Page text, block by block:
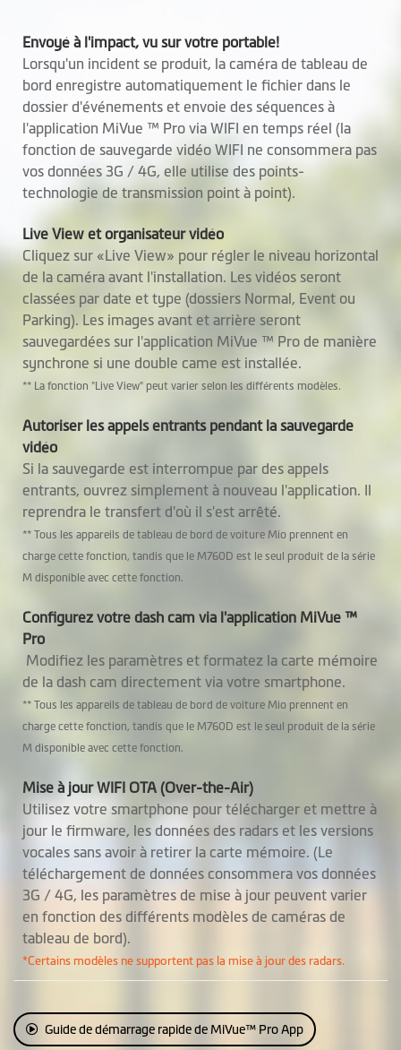
Température de
fonctionnement
–10° à +60° C
Hauteur (mm)
Caméra avant : 102,5
Caméra arrière : 62
Largeur (mm)
Caméra avant : 61,75
Profondeur (mm)
Caméra avant : 40,25
Caméra arrière : 30,6
Poids (g)
Caméra avant : 130 g
Caméra arrière : 28,6 g
Micro
Haut-parleur
Caméra arrière MiVue™ E40
Kit matériel Mio
SmartBox
Optionnel
SuperCap intégré
Logiciel
Sauvegarde vidéo
Commandes
vocales
Suivi GPS
Rappel régulateur
de vitesse
Mode d'affichage
tête haute
Mode Parking
Mode Parking 2 en 1 (*Nécessite
• Mode parking passif : détection
d’impact uniquement
Envoyé à l'impact, vu sur votre portable!
Lorsqu'un incident se produit, la caméra de tableau de
bord enregistre automatiquement le fichier dans le
dossier d'événements et envoie des séquences à
l'application MiVue ™ Pro via WIFI en temps réel (la
fonction de sauvegarde vidéo WIFI ne consommera pas
vos données 3G / 4G, elle utilise des points-
technologie de transmission point à point).
Live View et organisateur vidéo
Cliquez sur «Live View» pour régler le niveau horizontal
de la caméra avant l'installation. Les vidéos seront
classées par date et type (dossiers Normal, Event ou
Parking). Les images avant et arrière seront
sauvegardées sur l'application MiVue ™ Pro de manière
synchrone si une double came est installée.
** La fonction "Live View" peut varier selon les différents modèles.
Autoriser les appels entrants pendant la sauvegarde
vidéo
Si la sauvegarde est interrompue par des appels
entrants, ouvrez simplement à nouveau l'application. Il
reprendra le transfert d'où il s'est arrêté.
** Tous les appareils de tableau de bord de voiture Mio prennent en
charge cette fonction, tandis que le M760D est le seul produit de la série
M disponible avec cette fonction.
Configurez votre dash cam via l'application MiVue ™
Pro
Modifiez les paramètres et formatez la carte mémoire
de la dash cam directement via votre smartphone.
** Tous les appareils de tableau de bord de voiture Mio prennent en
charge cette fonction, tandis que le M760D est le seul produit de la série
M disponible avec cette fonction.
Mise à jour WIFI OTA (Over-the-Air)
Utilisez votre smartphone pour télécharger et mettre à
jour le firmware, les données des radars et les versions
vocales sans avoir à retirer la carte mémoire. (Le
téléchargement de données consommera vos données
3G / 4G, les paramètres de mise à jour peuvent varier
en fonction des différents modèles de caméras de
tableau de bord).
*Certains modèles ne supportent pas la mise à jour des radars.
Guide de démarrage rapide de MiVue™ Pro App